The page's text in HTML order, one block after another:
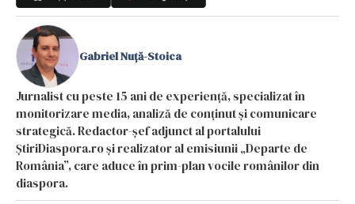
Gabriel Nuță-Stoica
Jurnalist cu peste 15 ani de experiență, specializat în
monitorizare media, analiză de conținut și comunicare
strategică. Redactor-șef adjunct al portalului
ȘtiriDiaspora.ro și realizator al emisiunii „Departe de
România”, care aduce în prim-plan vocile românilor din
diaspora.